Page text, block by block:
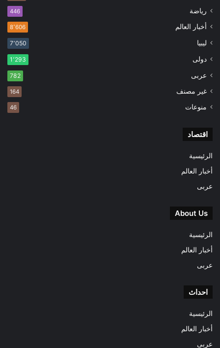
رياضة 446
أخبار العالم 8٬606
ليبيا 7٬050
دولى 1٬293
عربى 782
غير مصنف 164
منوعات 46
اقتصاد
الرئيسية
أخبار العالم
عربى
About Us
الرئيسية
أخبار العالم
عربى
احداث
الرئيسية
أخبار العالم
عربى